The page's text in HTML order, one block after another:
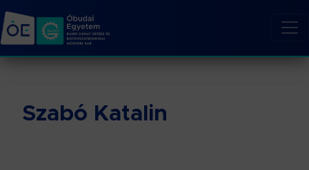
Szabó Katalin